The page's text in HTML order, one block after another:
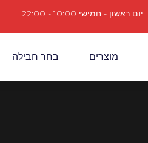
יום ראשון - חמישי 10:00 - 22:00
מוצרים בחר חבילה